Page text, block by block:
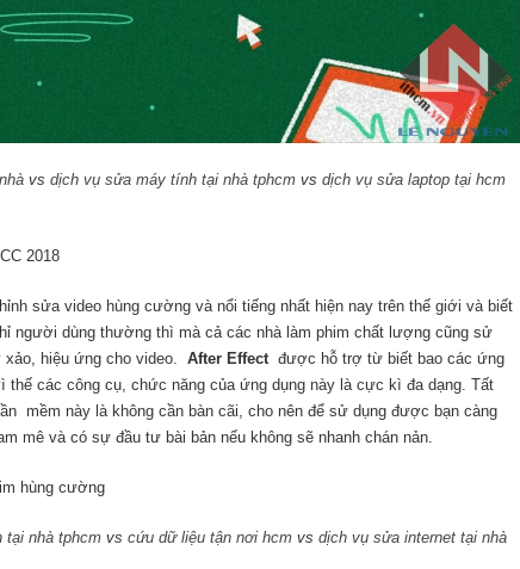
vs dịch vụ sửa máy tính tại nhà tphcmvs dịch vụ sửa laptop tại hcm
2018
sửa video hùng cường và nổi tiếng nhất hiện nay trên thế giới và biết
người dùng thường thì mà cả các nhà làm phim chất lượng cũng sử
hiệu ứng cho video. After Effect được hỗ trợ từ biết bao các ứng
thế các công cụ, chức năng của ứng dụng này là cực kì đa dạng. Tất
mềm này là không cần bàn cãi, cho nên để sử dụng được bạn càng
mê và có sự đầu tư bài bản nếu không sẽ nhanh chán nản.
hùng cường
tại nhà tphcmvs cứu dữ liệu tận nơi hcmvs dịch vụ sửa internet tại nhà